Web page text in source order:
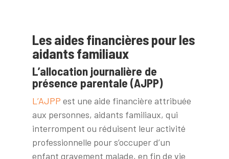
Les aides financières pour les
aidants familiaux
L’allocation journalière de
présence parentale (AJPP)
L’AJPP est une aide financière attribuée
aux personnes, aidants familiaux, qui
interrompent ou réduisent leur activité
professionnelle pour s’occuper d’un
enfant gravement malade, en fin de vie